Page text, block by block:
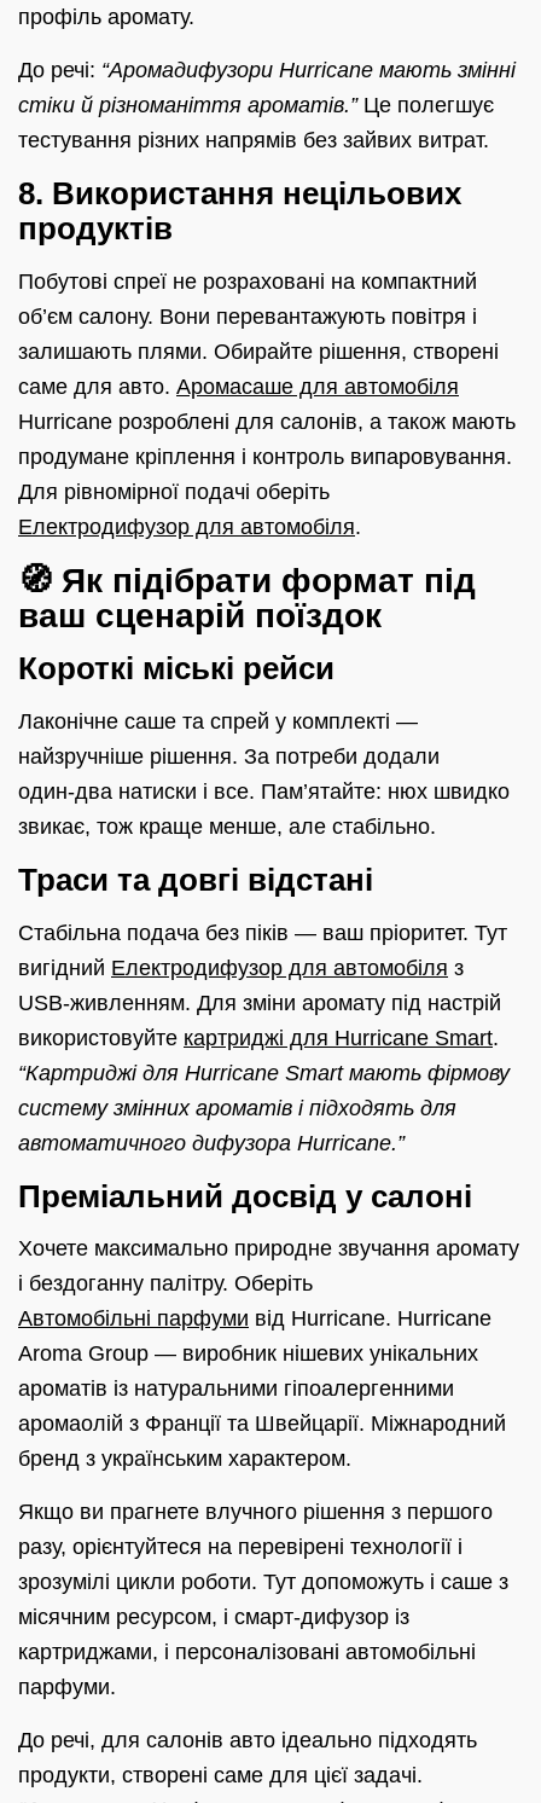
профіль аромату.
До речі: “Аромадифузори Hurricane мають змінні
стіки й різноманіття ароматів.”Це полегшує
тестування різних напрямів без зайвих витрат.
8. Використання нецільових
продуктів
Побутові спреї не розраховані на компактний
об’єм салону. Вони перевантажують повітря і
залишають плями. Обирайте рішення, створені
саме для авто. Аромасаше для автомобіля
Hurricane розроблені для салонів, а також мають
продумане кріплення і контроль випаровування.
Для рівномірної подачі оберіть
Електродифузор для автомобіля.
🧭 Як підібрати формат під
ваш сценарій поїздок
Короткі міські рейси
Лаконічне саше та спрей у комплекті —
найзручніше рішення. За потреби додали
один‑два натиски і все. Пам’ятайте: нюх швидко
звикає, тож краще менше, але стабільно.
Траси та довгі відстані
Стабільна подача без піків — ваш пріоритет. Тут
вигідний Електродифузор для автомобіля з
USB‑живленням. Для зміни аромату під настрій
використовуйте картриджі для Hurricane Smart.
“Картриджі для Hurricane Smart мають фірмову
систему змінних ароматів і підходять для
автоматичного дифузора Hurricane.”
Преміальний досвід у салоні
Хочете максимально природне звучання аромату
і бездоганну палітру. Оберіть
Автомобільні парфуми від Hurricane. Hurricane
Aroma Group — виробник нішевих унікальних
ароматів із натуральними гіпоалергенними
аромаолій з Франції та Швейцарії. Міжнародний
бренд з українським характером.
Якщо ви прагнете влучного рішення з першого
разу, орієнтуйтеся на перевірені технології і
зрозумілі цикли роботи. Тут допоможуть і саше з
місячним ресурсом, і смарт‑дифузор із
картриджами, і персоналізовані автомобільні
парфуми.
До речі, для салонів авто ідеально підходять
продукти, створені саме для цієї задачі.